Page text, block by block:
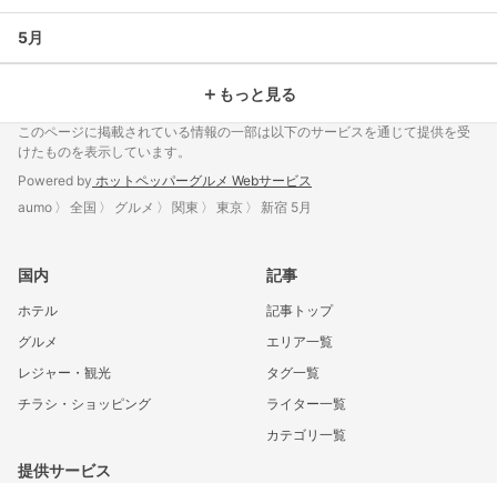
5月
＋ もっと見る
このページに掲載されている情報の一部は以下のサービスを通じて提供を受
けたものを表示しています。
Powered by ホットペッパーグルメ Webサービス
aumo
全国 グルメ 関東 東京 新宿 5月
国内
ホテル
グルメ
レジャー・観光
チラシ・ショッピング
記事
記事トップ
エリア一覧
タグ一覧
ライター一覧
カテゴリ一覧
提供サービス